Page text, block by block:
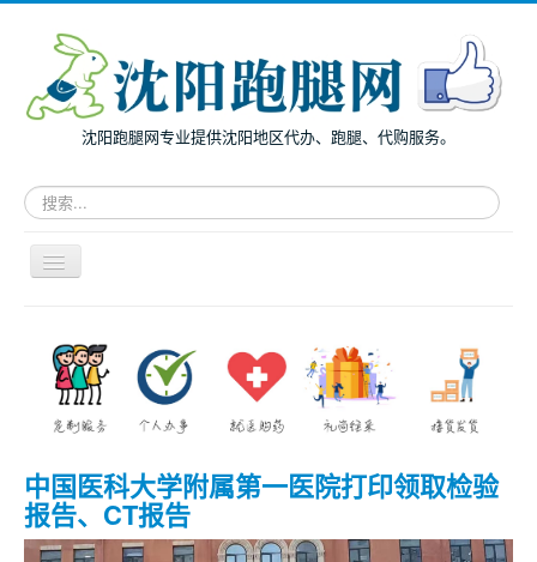
沈阳跑腿网专业提供沈阳地区代办、跑腿、代购服务。
请
输
键
导
航
面向个人
面向企业
服务指南
兔度动态
中国医科大学附属第一医院打印领取检验
报告、CT报告